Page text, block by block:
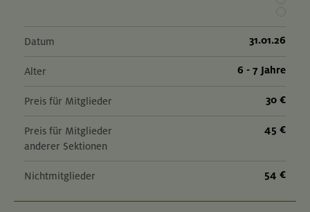
Datum 31.01.26
Alter 6 - 7 Jahre
Preis für Mitglieder 30 €
Preis für Mitglieder
anderer Sektionen
45 €
Nichtmitglieder 54 €